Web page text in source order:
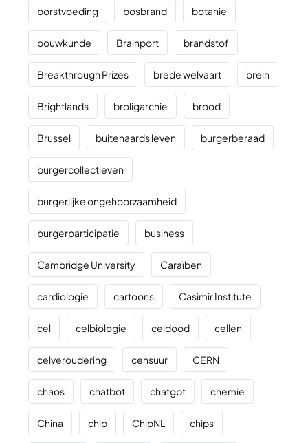
borstvoeding bosbrand botanie
bouwkunde Brainport brandstof
Breakthrough Prizes brede welvaart brein
Brightlands broligarchie brood
Brussel buitenaards leven burgerberaad
burgercollectieven
burgerlijke ongehoorzaamheid
burgerparticipatie business
Cambridge University Caraïben
cardiologie cartoons Casimir Institute
cel celbiologie celdood cellen
celveroudering censuur CERN
chaos chatbot chatgpt chemie
China chip ChipNL chips